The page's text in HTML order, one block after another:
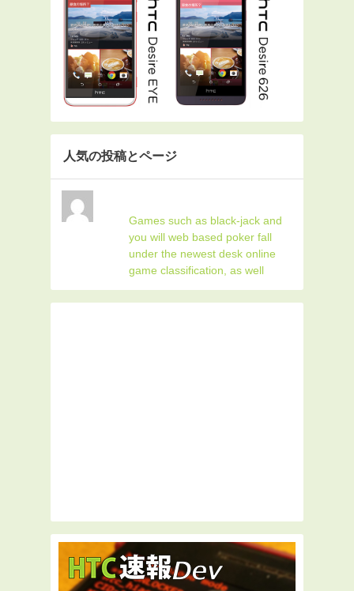
人気の投稿とページ
Games such as black-jack and
you will web based poker fall
under the newest desk online
game classification, as well